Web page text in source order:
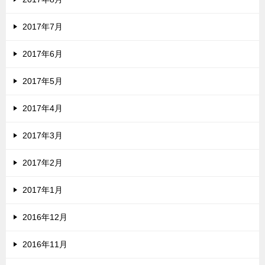
2017年7月
2017年6月
2017年5月
2017年4月
2017年3月
2017年2月
2017年1月
2016年12月
2016年11月